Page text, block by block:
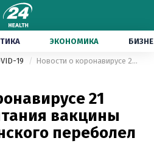
ЭКОНОМИКА
19 Новости о коронавирусе 21 августа: испытания вакцины РФ, сын Зеленского переболел COVID-19
21
вакцины
переболел